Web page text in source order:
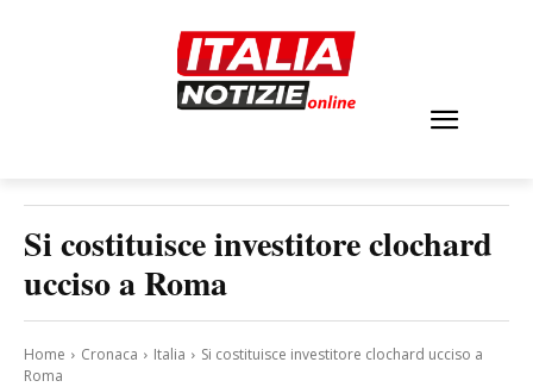
Si costituisce investitore clochard
ucciso a Roma
Home Cronaca Italia
Si costituisce investitore clochard ucciso a
Roma